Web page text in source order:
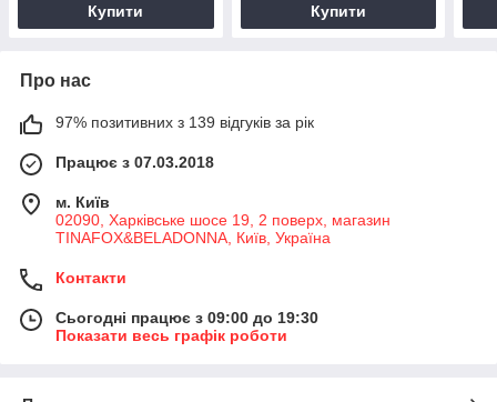
Купити Купити
Про нас
97% позитивних з 139 відгуків за рік
Працює з 07.03.2018
м. Київ
02090, Харківське шосе 19, 2 поверх, магазин
TINAFOX&BELADONNA, Київ, Україна
Контакти
Сьогодні працює з 09:00 до 19:30
Показати весь графік роботи